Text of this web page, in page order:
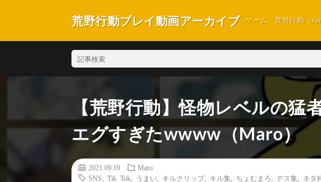
荒野行動プレイ動画アーカイブ ゲーム「荒野行動（
【荒野行動】怪物レベルの猛
エグすぎたwwww（Maro）
2021.09.19
Maro
SNS
Tik Tok うまい キルクリップ, キル集 ちょむまろ デス集 ネタ